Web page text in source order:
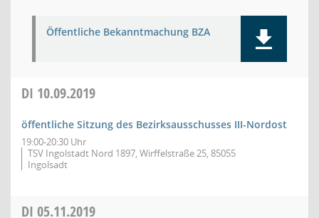
Öffentliche Bekanntmachung BZA
DI 10.09.2019
öffentliche Sitzung des Bezirksausschusses III-Nordost
19:00-20:30 Uhr
TSV Ingolstadt Nord 1897, Wirffelstraße 25, 85055
Ingolsadt
DI 05.11.2019